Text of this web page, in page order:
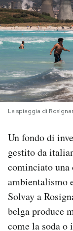
NEWSLETTER
I MIEI PREFERITI
SHOP
CALENDARIO
AREA
Area
Newsletter
Regala il Post
Hai bisogno
Esci
La spiaggia di
Un fondo di
gestito da
cominciato una
ambientalismo
Solvay a
belga produce
come la soda